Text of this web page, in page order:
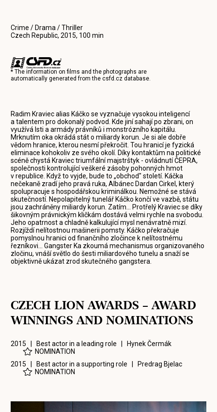
Crime / Drama / Thriller
Czech Republic, 2015, 100 min
* The information on films and the photographs are
automatically generated from thecsfd.cz database.
Radim Kraviec alias Káčko se vyznačuje vysokou inteligencí
a talentem pro dokonalý podvod. Kde jiní sahají po zbrani, on
využívá lsti a armády právníků i monstrózního kapitálu.
Mrknutím oka okrádá stát o miliardy korun. Je si ale dobře
vědom hranice, kterou nesmí překročit. Tou hranicí je fyzická
eliminace kohokoliv ze svého okolí. Díky kontaktům na politické
scéně chystá Kraviec triumfální majstrštyk - ovládnutí ČEPRA,
společnosti kontrolující veškeré zásoby pohonných hmot
v republice. Když to vyjde, bude to „obchod" století. Káčka
nečekaně zradí jeho pravá ruka, Albánec Dardan Cirkel, který
spolupracuje s hospodářskou kriminálkou. Nemožné se stává
skutečností. Nepolapitelný tunelář Káčko končí ve vazbě, státu
jsou zachráněny miliardy korun. Zatím... Protřelý Kraviec se díky
šikovným právnickým kličkám dostává velmi rychle na svobodu.
Jeho opatrnost a chladně kalkulující mysl nenávratně mizí.
Rozjíždí nelítostnou mašinerii pomsty. Káčko překračuje
pomyslnou hranici od finančního zločince k nelítostnému
řezníkovi... Gangster Ka zkoumá mechanismus organizovaného
zločinu, vnáší světlo do šesti miliardového tunelu a snaží se
objektivně ukázat zrod skutečného gangstera.
CZECH LION AWARDS – AWARD
WINNINGS AND NOMINATIONS
2015 | Best actor in a leading role | Hynek Čermák
NOMINATION
2015 | Best actor in a supporting role | Predrag Bjelac
NOMINATION